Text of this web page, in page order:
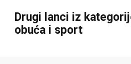
Drugi lanci iz
obuća i sport